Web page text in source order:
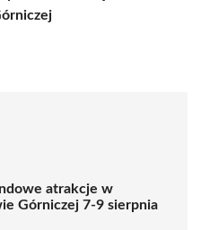
atrakcje w
Górniczej 7-9 sierpnia